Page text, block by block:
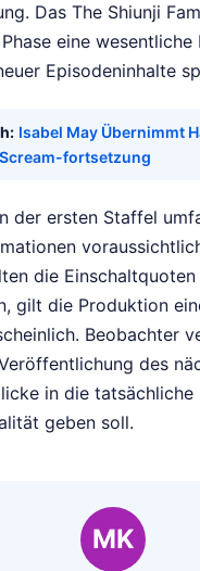
Das The Shiunji
eine wesentliche
Episodeninhalte
Isabel May Übernimmt
fortsetzung
der ersten Staffel
die
gilt die Produktion
Beobachter
des
in die tatsächliche
geben soll.
MK